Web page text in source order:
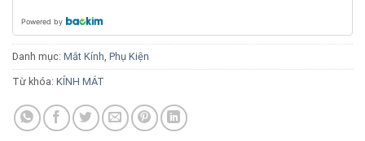
Powered by
Danh mục: Mắt Kính, Phụ Kiện
Từ khóa: KÍNH MÁT